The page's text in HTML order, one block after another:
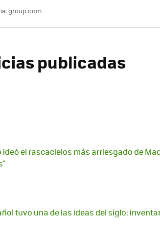
group.com
publicadas
ideó el rascacielos más arriesgado de
tuvo una de las ideas del siglo: